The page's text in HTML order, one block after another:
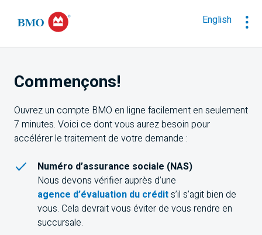
English
Commençons!
Ouvrez un compte BMO en ligne facilement en seulement
7 minutes. Voici ce dont vous aurez besoin pour
accélérer le traitement de votre demande :
Numéro d’assurance sociale (NAS)
Nous devons vérifier auprès d’une
agence d’évaluation du crédits’il s’agit bien de
vous. Cela devrait vous éviter de vous rendre en
succursale.